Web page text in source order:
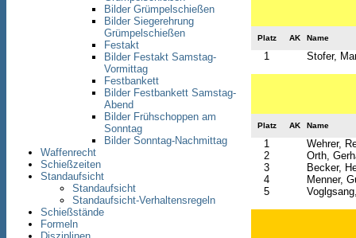
Bilder Grümpelschießen
Bilder Siegerehrung
Grümpelschießen
Festakt
Bilder Festakt Samstag-
Vormittag
Festbankett
Bilder Festbankett Samstag-
Abend
Bilder Frühschoppen am
Sonntag
Bilder Sonntag-Nachmittag
Waffenrecht
Schießzeiten
Standaufsicht
Standaufsicht
Standaufsicht-Verhaltensregeln
Schießstände
Formeln
Platz AK Name
1 Stofer,
Platz AK Name
1
Wehrer,
2
Orth,
3
Becker,
4
Menner,
5